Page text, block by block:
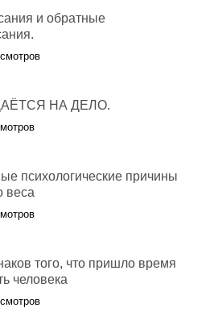
и обратные
НА ДЕЛО.
психологические причины
веса
того, что пришло время
человека